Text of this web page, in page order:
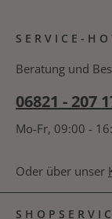
Kenntnis
Bitte geben Sie
SERVICE-
Beratung und
06821 - 207
Mo-Fr, 09:00 -
Oder über unser